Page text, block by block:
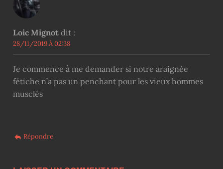
Loic Mignot dit :
28/11/2019 À 02:38
Je commence à me demander si notre araignée
fétiche n’a pas un penchant pour les vieux hommes
musclés
Répondre